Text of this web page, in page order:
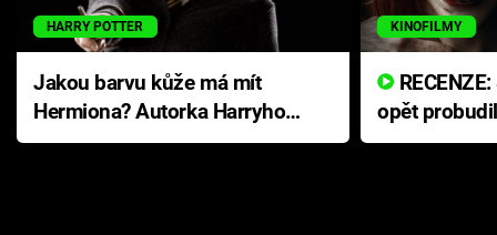
HARRY POTTER
Jakou barvu kůže má mít
Hermiona? Autorka Harryho
Pottera přišla s ráznou
KINOFILMY
opět
přichází s